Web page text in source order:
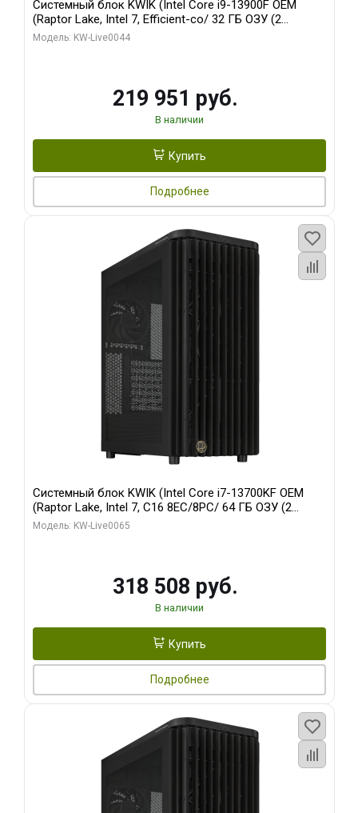
Системный блок KWIK (Intel Core i9-13900F OEM
(Raptor Lake, Intel 7, Efficient-co/ 32 ГБ ОЗУ (2
модуля)/ Gigabyte RTX5070Ti AERO OC 16GB GDDR7
Модель: KW-Live0044
219 951 руб.
В наличии
Купить
Подробнее
Системный блок KWIK (Intel Core i7-13700KF OEM
(Raptor Lake, Intel 7, C16 8EC/8PC/ 64 ГБ ОЗУ (2
модуля)/ ASUS RTX5080 PROART OC 16GB GDDR7
Модель: KW-Live0065
318 508 руб.
В наличии
Купить
Подробнее